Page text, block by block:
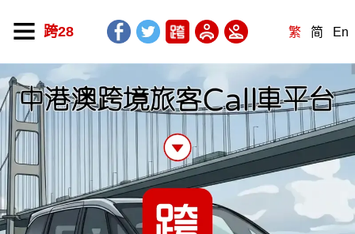
跨28 繁 简 En